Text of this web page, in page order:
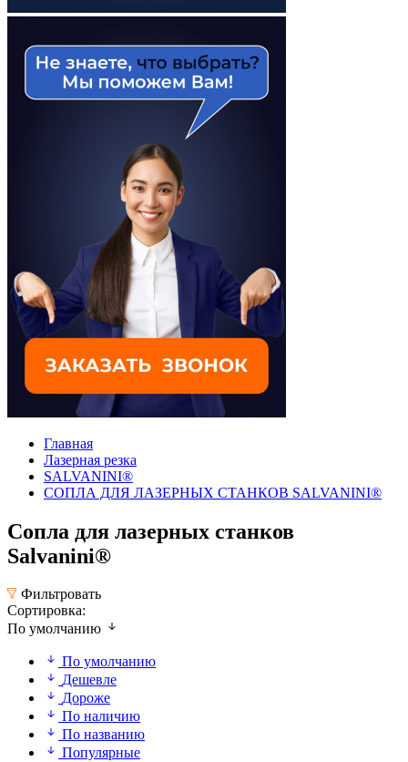
Главная
Лазерная резка
SALVANINI®
СОПЛА ДЛЯ ЛАЗЕРНЫХ СТАНКОВ SALVANINI®
Сопла для лазерных станков
Salvanini®
Фильтровать
Сортировка:
По умолчанию
По умолчанию
Дешевле
Дороже
По наличию
По названию
Популярные